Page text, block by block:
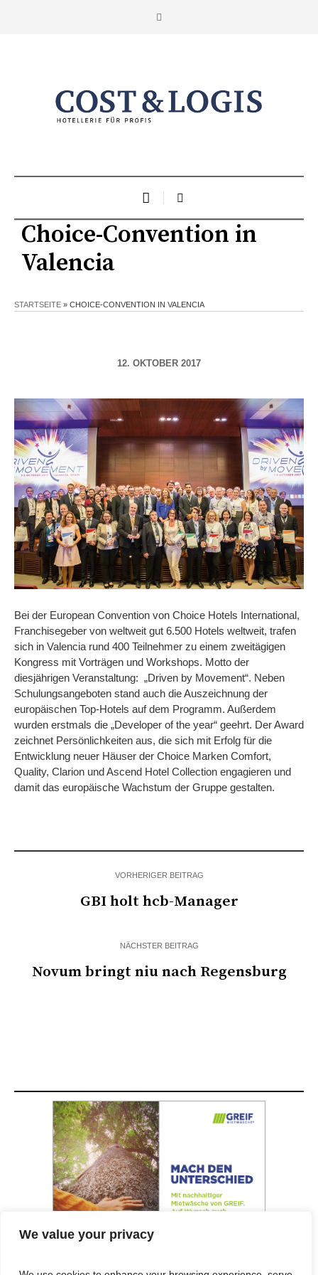
We value your privacy
Choice-Convention in
Valencia
STARTSEITE » CHOICE-CONVENTION IN VALENCIA
12. OKTOBER 2017
Bei der European Convention von Choice Hotels International,
Franchisegeber von weltweit gut 6.500 Hotels weltweit, trafen
sich in Valencia rund 400 Teilnehmer zu einem zweitägigen
Kongress mit Vorträgen und Workshops. Motto der
diesjährigen Veranstaltung: „Driven by Movement“. Neben
Schulungsangeboten stand auch die Auszeichnung der
europäischen Top-Hotels auf dem Programm. Außerdem
wurden erstmals die „Developer of the year“ geehrt. Der Award
zeichnet Persönlichkeiten aus, die sich mit Erfolg für die
Entwicklung neuer Häuser der Choice Marken Comfort,
Quality, Clarion und Ascend Hotel Collection engagieren und
damit das europäische Wachstum der Gruppe gestalten.
VORHERIGER BEITRAG
GBI holt hcb-Manager
NÄCHSTER BEITRAG
Novum bringt niu nach Regensburg